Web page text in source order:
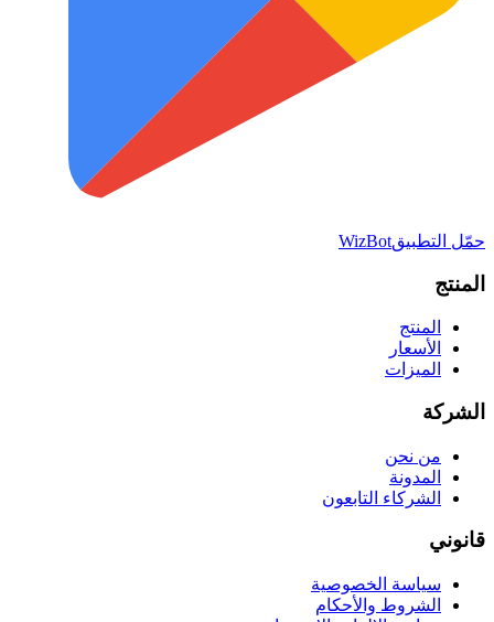
حمّل التطبيقWizBot
المنتج
المنتج
الأسعار
الميزات
الشركة
من نحن
المدونة
الشركاء التابعون
قانوني
سياسة الخصوصية
الشروط والأحكام